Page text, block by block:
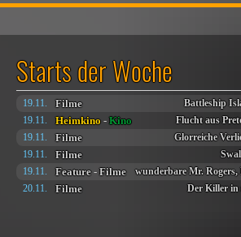
Starts der Woche
Battleship
Filme
19.11.
Flucht aus
Heimkino - Kino
19.11.
Glorreiche
Filme
19.11.
Filme
19.11.
wunderbare Mr. Rogers,
Feature- Filme
19.11.
Der Killer
Filme
20.11.